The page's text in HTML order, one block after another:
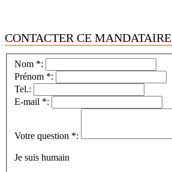
CONTACTER CE MANDATAIRE
Nom *:
Prénom *:
Tel.:
E-mail *:
Votre question *:
Je suis humain